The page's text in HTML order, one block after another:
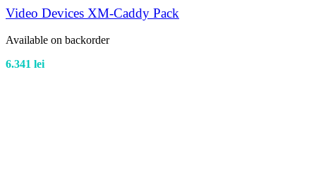
Video Devices XM-Caddy Pack
Available on backorder
6.341 lei